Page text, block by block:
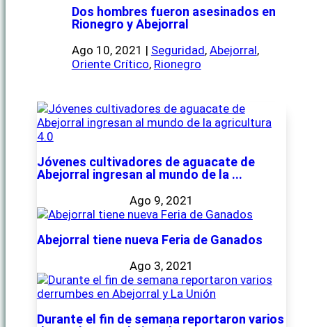
Dos hombres fueron asesinados en
Rionegro y Abejorral
Ago 10, 2021 | Seguridad, Abejorral,
Oriente Crítico, Rionegro
Jóvenes cultivadores de aguacate de
Abejorral ingresan al mundo de la ...
Ago 9, 2021
Abejorral tiene nueva Feria de Ganados
Ago 3, 2021
Durante el fin de semana reportaron varios